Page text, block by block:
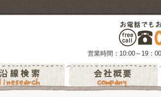
営業時間：10:00～19：00